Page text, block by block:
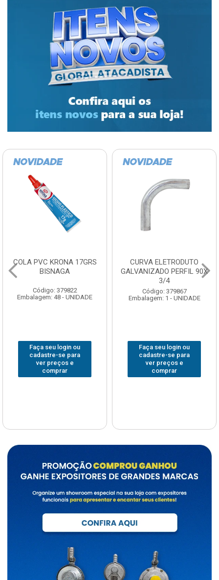
COLA PVC KRONA 17GRS
BISNAGA
Código: 379822
Embalagem: 48 - UNIDADE
Faça seu login ou
cadastre-se para
ver preços e
comprar
CURVA ELETRODUTO
GALVANIZADO PERFIL 90X
3/4
Código: 379867
Embalagem: 1 - UNIDADE
Faça seu login ou
cadastre-se para
ver preços e
comprar